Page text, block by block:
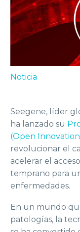
Noticia
Seegene, líder
ha lanzado su
(Open
revolucionar el
acelerar el
temprano para
enfermedades.
En un mundo
patologías, la